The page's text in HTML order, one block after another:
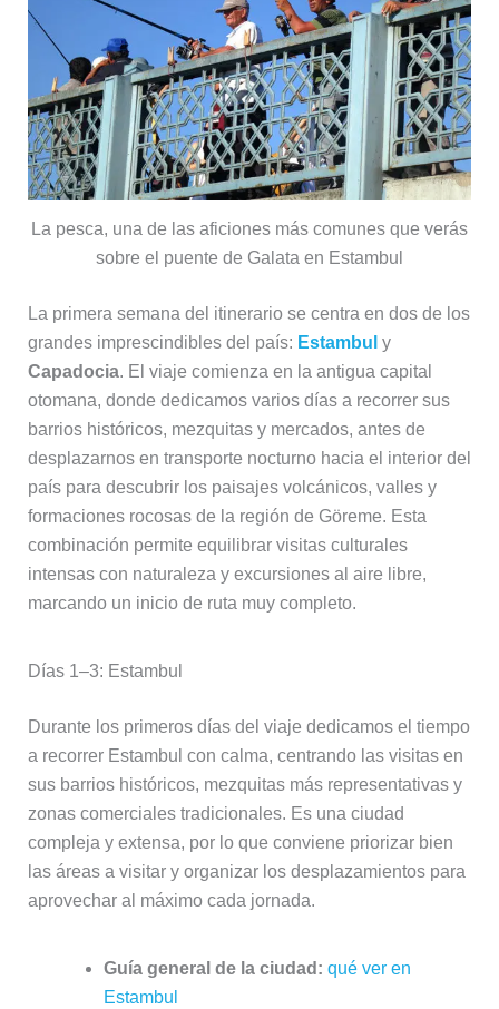
La pesca, una de las aficiones más comunes que verás
sobre el puente de Galata en Estambul
La primera semana del itinerario se centra en dos de los
grandes imprescindibles del país: Estambul y
Capadocia. El viaje comienza en la antigua capital
otomana, donde dedicamos varios días a recorrer sus
barrios históricos, mezquitas y mercados, antes de
desplazarnos en transporte nocturno hacia el interior del
país para descubrir los paisajes volcánicos, valles y
formaciones rocosas de la región de Göreme. Esta
combinación permite equilibrar visitas culturales
intensas con naturaleza y excursiones al aire libre,
marcando un inicio de ruta muy completo.
Días 1–3: Estambul
Durante los primeros días del viaje dedicamos el tiempo
a recorrer Estambul con calma, centrando las visitas en
sus barrios históricos, mezquitas más representativas y
zonas comerciales tradicionales. Es una ciudad
compleja y extensa, por lo que conviene priorizar bien
las áreas a visitar y organizar los desplazamientos para
aprovechar al máximo cada jornada.
Guía general de la ciudad: qué ver en
Estambul